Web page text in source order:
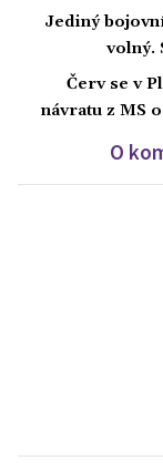
Jediný
volný.
Červ se v
návratu z MS
O